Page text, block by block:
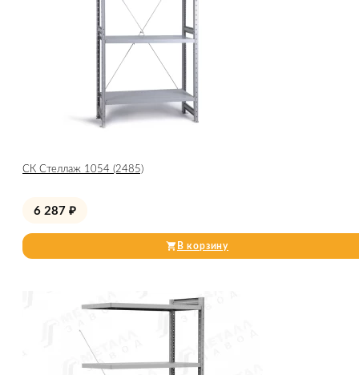
СК Стеллаж 1054 (2485)
6 287 ₽
В корзину